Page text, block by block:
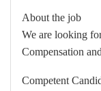
About the job
We are looking
Compensation
Competent